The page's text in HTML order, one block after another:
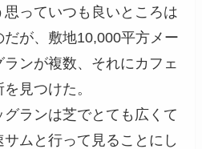
っていつも良いところは
が、敷地10,000平方メー
ランが複数、それにカフェ
見つけた。
ランは芝でとても広くて
ムと行って見ることにし